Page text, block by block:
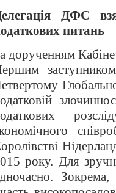
ДФС
питань
дорученням
року. Для